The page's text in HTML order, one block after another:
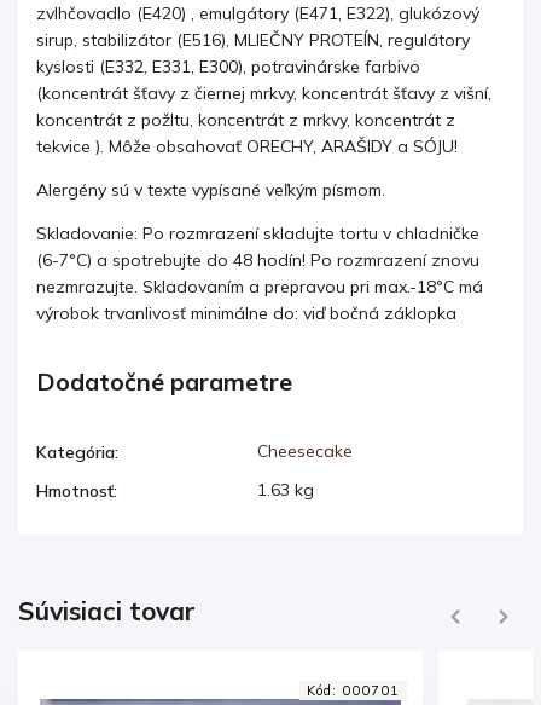
zvlhčovadlo (E420) , emulgátory (E471, E322), glukózový
sirup, stabilizátor (E516), MLIEČNY PROTEÍN, regulátory
kyslosti (E332, E331, E300), potravinárske farbivo
(koncentrát šťavy z čiernej mrkvy, koncentrát šťavy z višní,
koncentrát z požltu, koncentrát z mrkvy, koncentrát z
tekvice ). Môže obsahovať ORECHY, ARAŠIDY a SÓJU!
Alergény sú v texte vypísané veľkým písmom.
Skladovanie: Po rozmrazení skladujte tortu v chladničke
(6-7°C) a spotrebujte do 48 hodín! Po rozmrazení znovu
nezmrazujte. Skladovaním a prepravou pri max.-18°C má
výrobok trvanlivosť minimálne do: viď bočná záklopka
Dodatočné parametre
Kategória:
Cheesecake
Hmotnosť: 1.63 kg
Súvisiaci tovar Previous Next